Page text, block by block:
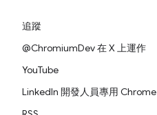
追蹤
@ChromiumDev 在 X 上運作
YouTube
LinkedIn 開發人員專用 Chrome